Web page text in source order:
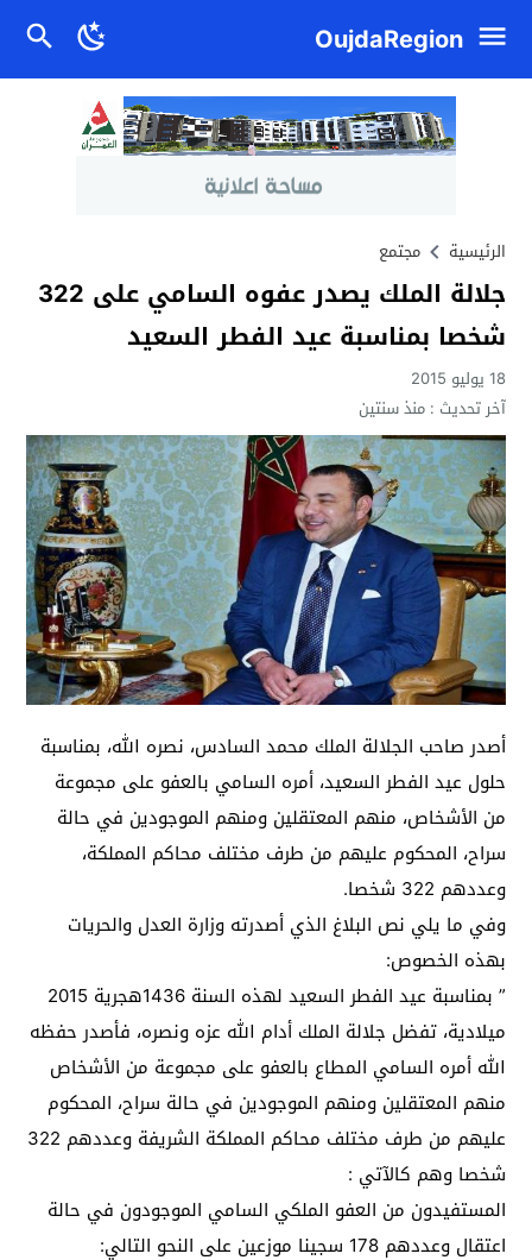
OujdaRegion
الرئيسية مجتمع
جلالة الملك يصدر عفوه السامي على 322
شخصا بمناسبة عيد الفطر السعيد
18 يوليو 2015
آخر تحديث :منذ سنتين
أصدر صاحب الجلالة الملك محمد السادس، نصره الله، بمناسبة
حلول عيد الفطر السعيد، أمره السامي بالعفو على مجموعة
من الأشخاص، منهم المعتقلين ومنهم الموجودين في حالة
سراح، المحكوم عليهم من طرف مختلف محاكم المملكة،
وعددهم 322 شخصا.
وفي ما يلي نص البلاغ الذي أصدرته وزارة العدل والحريات
بهذه الخصوص:
” بمناسبة عيد الفطر السعيد لهذه السنة 1436هجرية 2015
ميلادية، تفضل جلالة الملك أدام الله عزه ونصره، فأصدر حفظه
الله أمره السامي المطاع بالعفو على مجموعة من الأشخاص
منهم المعتقلين ومنهم الموجودين في حالة سراح، المحكوم
عليهم من طرف مختلف محاكم المملكة الشريفة وعددهم 322
شخصا وهم كالآتي :
المستفيدون من العفو الملكي السامي الموجودون في حالة
اعتقال وعددهم 178 سجينا موزعين على النحو التالي: